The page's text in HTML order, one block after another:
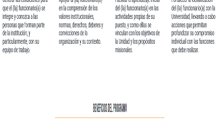
BENEFICIOS.PNG